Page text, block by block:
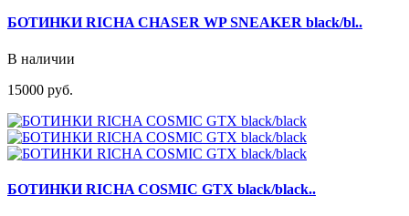
БОТИНКИ RICHA CHASER WP SNEAKER black/bl..
В наличии
15000 руб.
БОТИНКИ RICHA COSMIC GTX black/black..